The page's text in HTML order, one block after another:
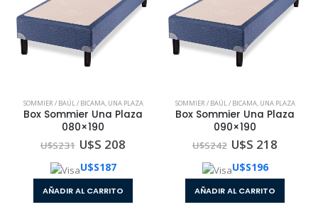
SOMMIER / BAÚL / BICAMA, UNA PLAZA
Box Sommier Una Plaza
080×190
U$S231 U$S 208
U$S187
AÑADIR AL CARRITO
SOMMIER / BAÚL / BICAMA, UNA PLAZA
Box Sommier Una Plaza
090×190
U$S242 U$S 218
U$S196
AÑADIR AL CARRITO